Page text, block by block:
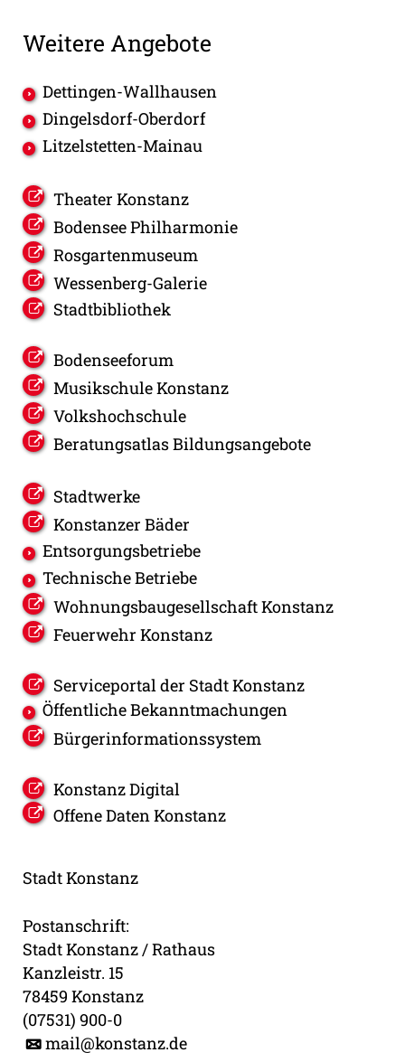
Weitere Angebote
Dettingen-Wallhausen
Dingelsdorf-Oberdorf
Litzelstetten-Mainau
Theater Konstanz
Bodensee Philharmonie
Rosgartenmuseum
Wessenberg-Galerie
Stadtbibliothek
Bodenseeforum
Musikschule Konstanz
Volkshochschule
Beratungsatlas Bildungsangebote
Stadtwerke
Konstanzer Bäder
Entsorgungsbetriebe
Technische Betriebe
Wohnungsbaugesellschaft Konstanz
Feuerwehr Konstanz
Serviceportal der Stadt Konstanz
Öffentliche Bekanntmachungen
Bürgerinformationssystem
Konstanz Digital
Offene Daten Konstanz
Stadt Konstanz
Postanschrift:
Stadt Konstanz / Rathaus
Kanzleistr. 15
78459 Konstanz
(07531) 900-0
mail@konstanz.de